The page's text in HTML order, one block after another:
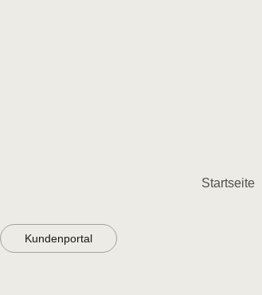
Startseite
Kundenportal